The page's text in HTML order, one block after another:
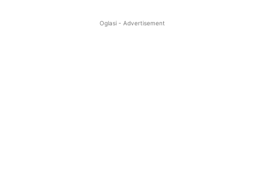
Oglasi - Advertisement